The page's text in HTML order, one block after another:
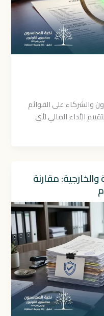
والشركاء على القوائم
الأداء المالي لأي
والخارجية: مقارنة